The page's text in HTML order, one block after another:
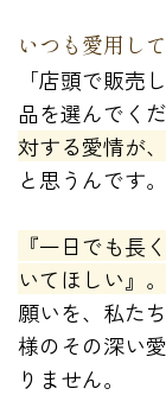
いつも愛用し
「店頭で販売
品を選んでく
対する愛情が
と思うんです。
『一日でも長
いてほしい』。
願いを、私た
様のその深い
りません。